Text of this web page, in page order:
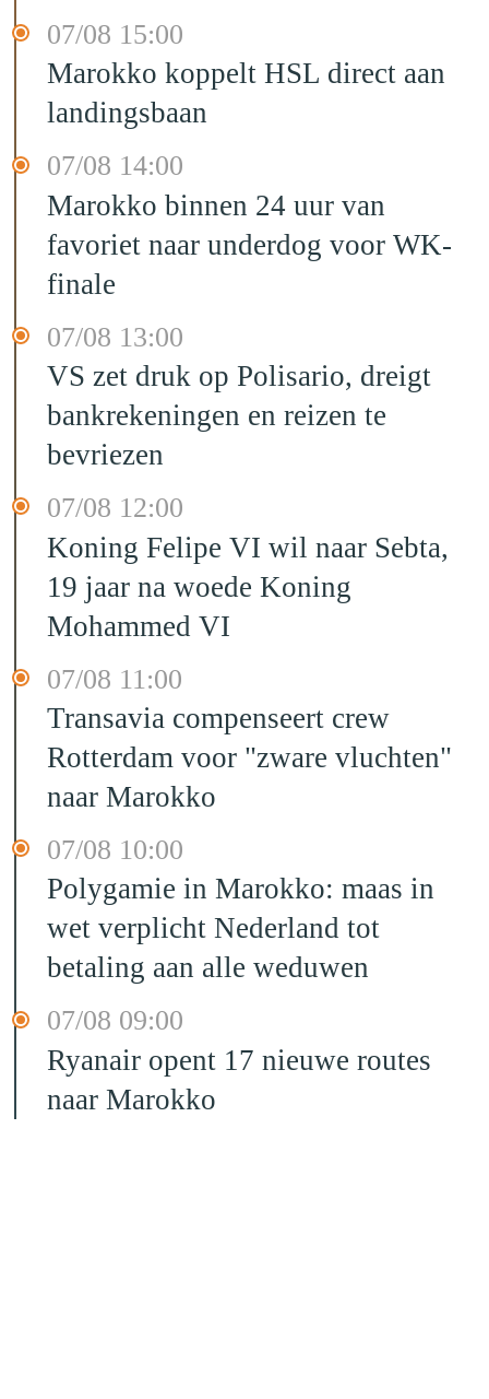
07/08 15:00
Marokko koppelt HSL direct aan
landingsbaan
07/08 14:00
Marokko binnen 24 uur van
favoriet naar underdog voor WK-
finale
07/08 13:00
VS zet druk op Polisario, dreigt
bankrekeningen en reizen te
bevriezen
07/08 12:00
Koning Felipe VI wil naar Sebta,
19 jaar na woede Koning
Mohammed VI
07/08 11:00
Transavia compenseert crew
Rotterdam voor "zware vluchten"
naar Marokko
07/08 10:00
Polygamie in Marokko: maas in
wet verplicht Nederland tot
betaling aan alle weduwen
07/08 09:00
Ryanair opent 17 nieuwe routes
naar Marokko